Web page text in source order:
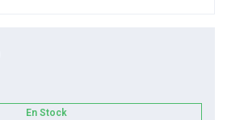
En Stock